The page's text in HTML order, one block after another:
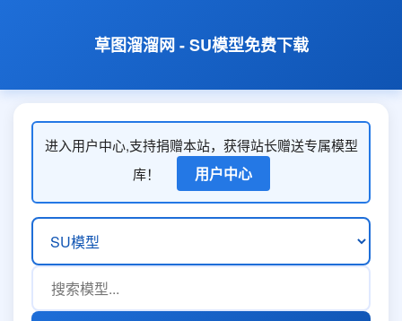
草图溜溜网 - SU模型免费下载
进入用户中心,支持捐赠本站，获得站长赠送专属模型
库！
用户中心